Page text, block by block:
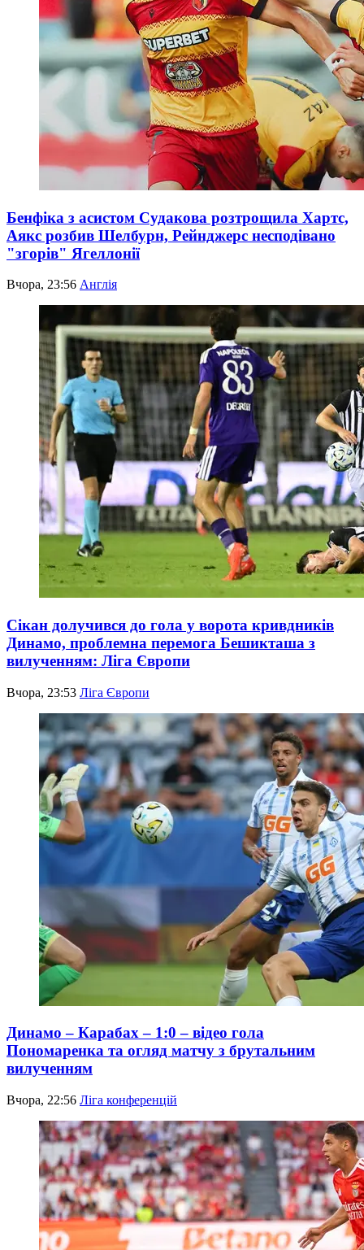
Бенфіка з асистом Судакова розтрощила Хартс,
Аякс розбив Шелбурн, Рейнджерс несподівано
"згорів" Ягеллонії
Вчора, 23:56 Англія
Сікан долучився до гола у ворота кривдників
Динамо, проблемна перемога Бешикташа з
вилученням: Ліга Європи
Вчора, 23:53 Ліга Європи
Динамо – Карабах – 1:0 – відео гола
Пономаренка та огляд матчу з брутальним
вилученням
Вчора, 22:56 Ліга конференцій